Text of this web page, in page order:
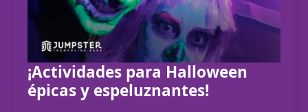
¡Actividades para Halloween
épicas y espeluznantes!